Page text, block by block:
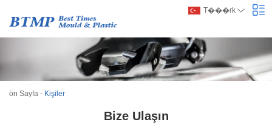
T���rk
ön Sayfa - Kişiler
Bize Ulaşın